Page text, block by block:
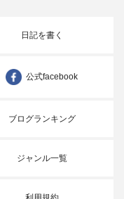
日記を書く
公式facebook
ブログランキング
ジャンル一覧